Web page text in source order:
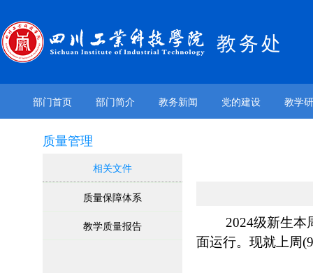
教务处
部门首页 部门简介 教务新闻 党的建设 教学
质量管理
相关文件
质量保障体系
教学质量报告
2024级新生本
面运行。现就上周